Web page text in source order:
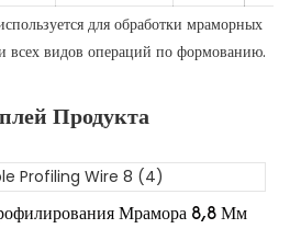
для обработки мраморных
всех видов операций по формованию.
Продукта
Мрамора 8,8 Мм